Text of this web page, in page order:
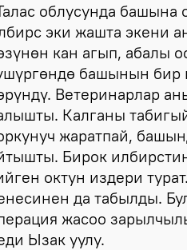
облусунда башына
эки жашта экени
кан агып, абалы
башынын бир
Ветеринарлар
Калганы
жаратпай,
Бирок
октун издери
да табылды.
жасоо
Ызак уулу.